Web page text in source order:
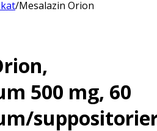
/Mesalazin Orion
500 mg, 60